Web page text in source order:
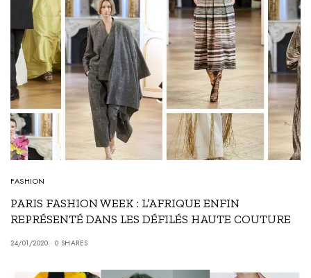
FASHION
PARIS FASHION WEEK : L’AFRIQUE ENFIN
REPRÉSENTÉ DANS LES DÉFILÉS HAUTE COUTURE
24/01/2020 0 SHARES